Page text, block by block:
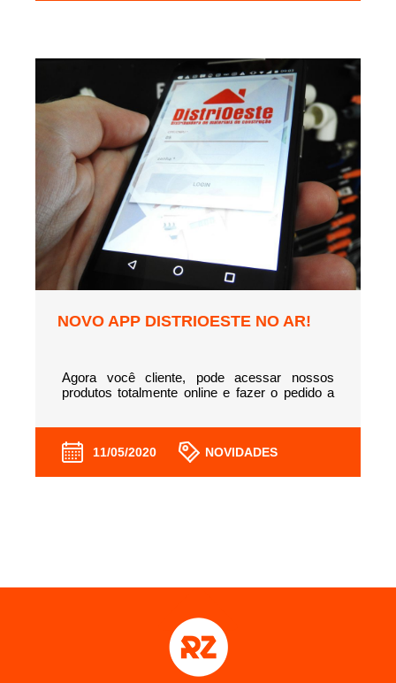
NOVO APP DISTRIOESTE NO AR!
Agora você cliente, pode acessar nossos
produtos totalmente online e fazer o pedido a
pelo......11/05/2020 NOVIDADES